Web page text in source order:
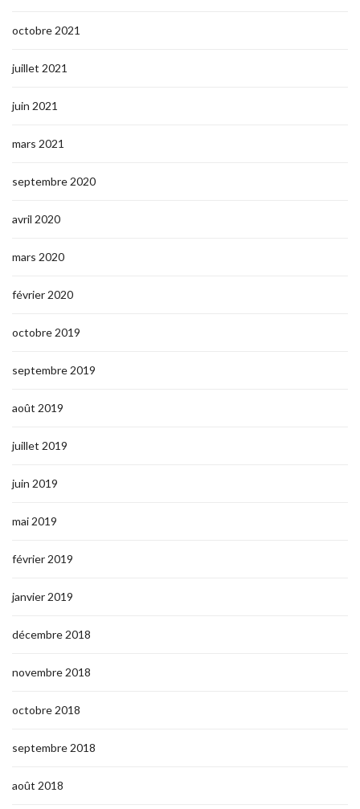
octobre 2021
juillet 2021
juin 2021
mars 2021
septembre 2020
avril 2020
mars 2020
février 2020
octobre 2019
septembre 2019
août 2019
juillet 2019
juin 2019
mai 2019
février 2019
janvier 2019
décembre 2018
novembre 2018
octobre 2018
septembre 2018
août 2018